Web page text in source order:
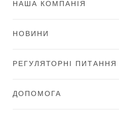
НАША КОМПАНІЯ
НОВИНИ
РЕГУЛЯТОРНІ ПИТАННЯ
ДОПОМОГА